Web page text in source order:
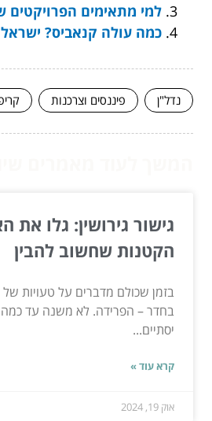
למי מתאימים
כמה עולה קנאביס? ישראל vs חו"ל
נדל"ן פיננסים וצרכנות
גישור גירושין: גלו את
הקטנות שחשוב להבין
בזמן שכולם מדברים על טעויות של
בחדר – הפרידה. לא משנה עד
יסתיים...
קרא עוד »
אוק 19, 2024